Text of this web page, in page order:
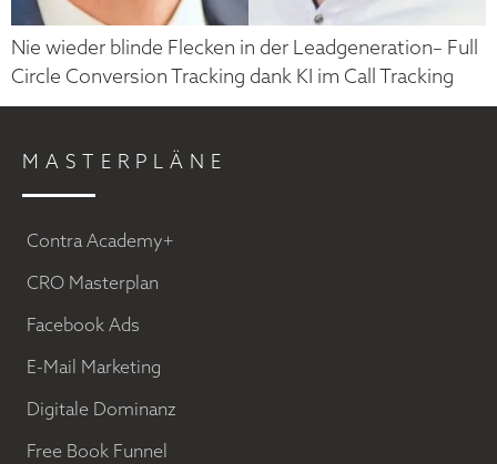
Nie wieder blinde Flecken in der Leadgeneration– Full
Circle Conversion Tracking dank KI im Call Tracking
MASTERPLÄNE
Contra Academy+
CRO Masterplan
Facebook Ads
E-Mail Marketing
Digitale Dominanz
Free Book Funnel